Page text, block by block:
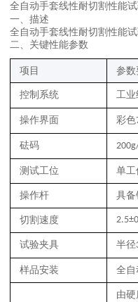
全自动手套线性耐切割性能
一、 描述
全自动手套线性耐切割性能
二、关键性能参数
项目 参数
控制系统 工业
操作界面 彩色
砝码
测试工位 单工
操作杆 具备
切割速度
试验夹具 半径
样品安装 全自
由